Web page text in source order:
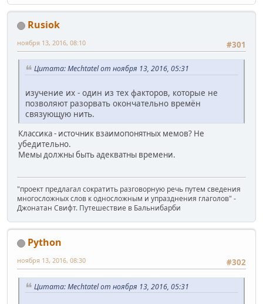
Rusiok
#301
ноября 13, 2016, 08:10
Цитата: Mechtatel от ноября 13, 2016, 05:31
изучение их - один из тех факторов, которые не
позволяют разорвать окончательно времён
связующую нить.
Классика - источник взаимопонятных мемов? Не
убедительно.
Мемы должны быть адекватны времени.
"проект предлагал сократить разговорную речь путем сведения
многосложных слов к односложным и упразднения глаголов" -
Джонатан Свифт. Путешествие в Бальнибарби
Python
#302
ноября 13, 2016, 08:30
Цитата: Mechtatel от ноября 13, 2016, 05:31